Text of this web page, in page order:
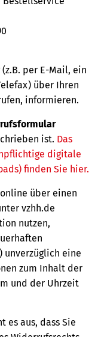
per E-Mail, ein
über Ihren
informieren.
ist. Das
digitale
finden Sie hier.
über einen
vzhh.de
nutzen,
unverzüglich eine
zum Inhalt der
und der Uhrzeit
es aus, dass Sie